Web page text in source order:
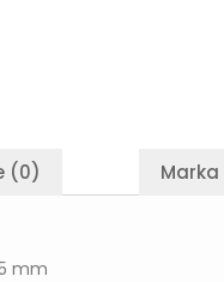
(0) Marka
mm